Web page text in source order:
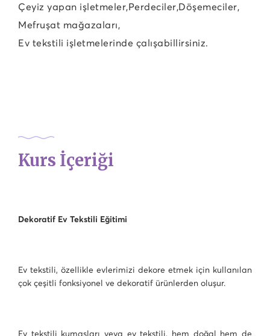
Çeyiz yapan işletmeler,Perdeciler,Döşemeciler,
Mefruşat mağazaları,
Ev tekstili işletmelerinde çalışabillirsiniz.
Kurs İçeriği
Dekoratif Ev Tekstili Eğitimi
Ev tekstili, özellikle evlerimizi dekore etmek için kullanılan
çok çeşitli fonksiyonel ve dekoratif ürünlerden oluşur.
Ev tekstili kumaşları veya ev tekstili, hem doğal hem de